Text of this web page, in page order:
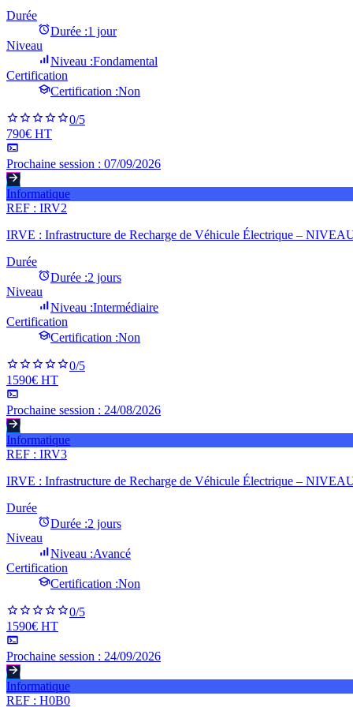
Durée
Durée :1 jour
Niveau
Niveau :Fondamental
Certification
Certification :Non
0/5
790€ HT
Prochaine session : 07/09/2026
Informatique
REF : IRV2
IRVE : Infrastructure de Recharge de Véhicule Électrique –
Durée
Durée :2 jours
Niveau
Niveau :Intermédiaire
Certification
Certification :Non
0/5
1590€ HT
Prochaine session : 24/08/2026
Informatique
REF : IRV3
IRVE : Infrastructure de Recharge de Véhicule Électrique –
Durée
Durée :2 jours
Niveau
Niveau :Avancé
Certification
Certification :Non
0/5
1590€ HT
Prochaine session : 24/09/2026
Informatique
REF : H0B0